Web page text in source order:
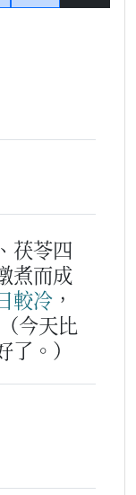
茯苓四
煮而成
較冷 ，
（今天比
。）